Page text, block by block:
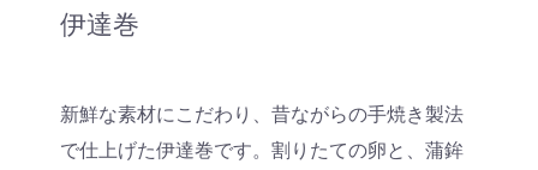
伊達巻
新鮮な素材にこだわり、昔ながらの手焼き製法
で仕上げた伊達巻です。割りたての卵と、蒲鉾